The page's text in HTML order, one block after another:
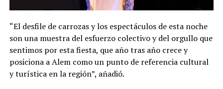
“El desfile de carrozas y los espectáculos de esta noche
son una muestra del esfuerzo colectivo y del orgullo que
sentimos por esta fiesta, que año tras año crece y
posiciona a Alem como un punto de referencia cultural
y turística en la región”, añadió.